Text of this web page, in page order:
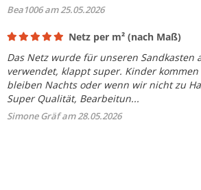
Bea1006 am 25.05.2026
Netz per m² (nach Maß)
Das Netz wurde für unseren Sandkasten
verwendet, klappt super. Kinder
bleiben Nachts oder wenn wir nicht zu
Super Qualität, Bearbeitun...
Simone Gräf am 28.05.2026